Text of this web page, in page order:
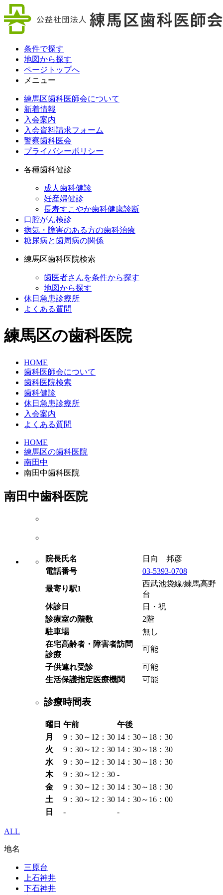
条件で探す
地図から探す
ページトップへ
メニュー
練馬区歯科医師会について
新着情報
入会案内
入会資料請求フォーム
警察歯科医会
プライバシーポリシー
各種歯科健診
成人歯科健診
妊産婦健診
長寿すこやか歯科健康診断
口腔がん検診
病気・障害のある方の歯科治療
糖尿病と歯周病の関係
練馬区歯科医院検索
歯医者さんを条件から探す
地図から探す
休日急患診療所
よくある質問
練馬区の歯科医院
HOME
歯科医師会について
歯科医院検索
歯科健診
休日急患診療所
入会案内
よくある質問
HOME
練馬区の歯科医院
南田中
南田中歯科医院
南田中歯科医院
院長氏名
日向 邦彦
電話番号
03-5393-0708
最寄り駅1
西武池袋線/練馬高野
台
休診日
日・祝
診療室の階数
2階
駐車場
無し
在宅高齢者・障害者訪問
診療
可能
子供連れ受診
可能
生活保護指定医療機関
可能
診療時間表
曜日 午前
午後
月
9：30～12：30 14：30～18：30
火
9：30～12：30 14：30～18：30
水
9：30～12：30 14：30～18：30
木
9：30～12：30 -
金
9：30～12：30 14：30～18：30
土
9：30～12：30 14：30～16：00
日
- -
ALL
地名
三原台
上石神井
下石神井